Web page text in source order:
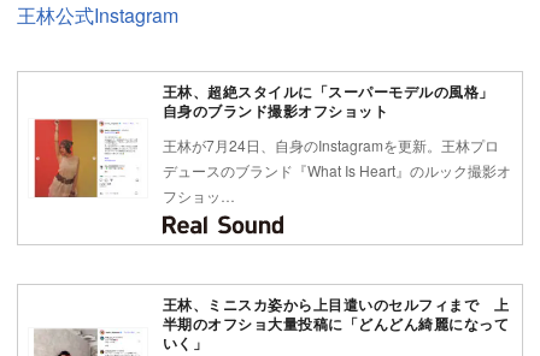
王林公式Instagram
王林、超絶スタイルに「スーパーモデルの風格」
自身のブランド撮影オフショット
王林が7月24日、自身のInstagramを更新。王林プロ
デュースのブランド『What Is Heart』のルック撮影オ
フショッ…
王林、ミニスカ姿から上目遣いのセルフィまで 上
半期のオフショ大量投稿に「どんどん綺麗になって
いく」